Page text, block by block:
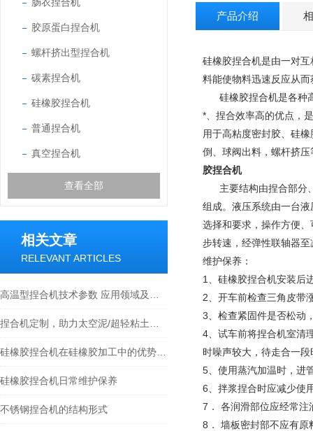
胶原蛋白捏合机
螺杆挤出型捏合机
碳素捏合机
硅橡胶捏合机
普通捏合机
真空捏合机
查看全部
相关文章
RELEVANT ARTICLES
硅橡胶捏合机日常维护保养
不锈钢捏合机的结构形式
产品介绍
硅橡胶捏合机是由一对
料能使物料迅速反应从
硅橡胶捏合机是各种高
*、捏合效率高的优点，
用于高粘度密封胶、硅
倒、球阀出料，螺杆挤
胶捏合机
主要结构由捏合部分、
组成。液压系统由一台
选择和要求，操作方便
步转速，经弹性联轴器
维护保养：
1、硅橡胶捏合机安装后
2、开车前检查三角皮带
3、检查紧固件是否松动
4、试车前将捏合机室清
时噪声较大，待走合一
5、使用蒸汽加温时，进
6、拌浆捏合时应减少使
7． 各润滑部位应经常注
8． 墙板密封部不应有原